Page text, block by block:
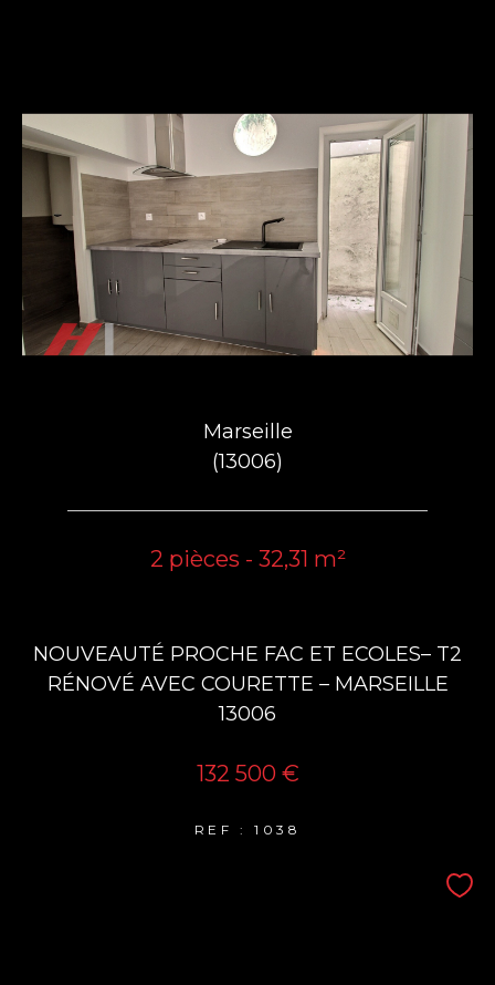
Marseille
(13006)
2 pièces - 32,31 m²
NOUVEAUTÉ PROCHE FAC ET ECOLES– T2
RÉNOVÉ AVEC COURETTE – MARSEILLE
13006
132 500 €
REF : 1038